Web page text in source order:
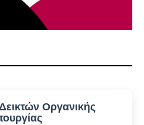
Οργανικής